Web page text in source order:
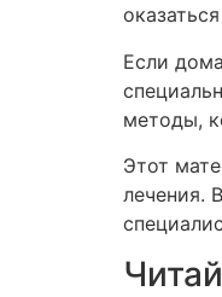
Если
методы,
Этот
лечения.